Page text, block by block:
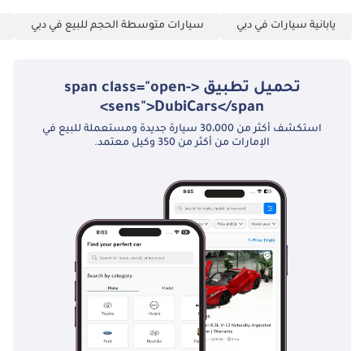
يابانية سيارات في دبي سيارات متوسطة الحجم للبيع في دبي
تحميل تطبيق <span class="open-
sens">DubiCars</span>
استكشف أكثر من 30،000 سيارة جديدة ومستعملة للبيع في
الإمارات من أكثر من 350 وكيل معتمد.